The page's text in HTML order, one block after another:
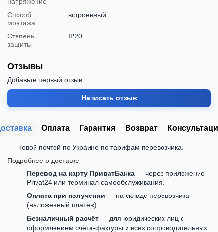
Способ
монтажа
встроенный
Степень
защиты
IP20
Отзывы
Добавьте первый отзыв
Написать отзыв
Оплата Гарантия Возврат
Новой почтой по Украине по тарифам перевозчика.
Подробнее о доставке
Перевод на карту ПриватБанка — через приложение
Privat24 или терминал самообслуживания.
Оплата при получении — на складе перевозчика
(наложенный платёж).
Безналичный расчёт — для юридических лиц с
оформлением счёта-фактуры и всех сопроводительных